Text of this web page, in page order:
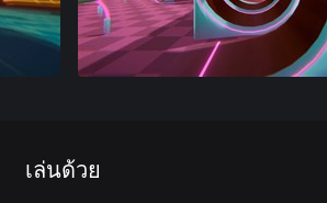
เล่นด้วย